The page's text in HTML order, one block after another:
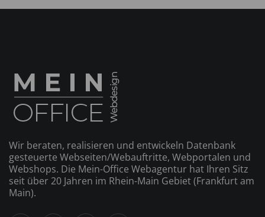
Wir beraten, realisieren und entwickeln Datenbank
gesteuerte Webseiten/­Webauftritte, Webportalen und
Webshops. Die Mein-Office Webagentur hat Ihren Sitz
seit über 20 Jahren im Rhein-Main Gebiet (Frankfurt am
Main).